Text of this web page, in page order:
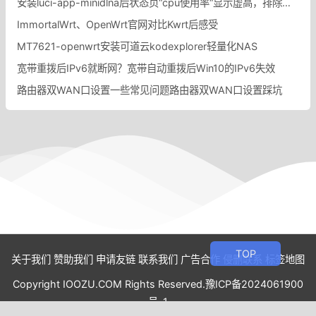
ImmortalWrt、OpenWrt官网对比Kwrt后感受
MT7621-openwrt安装可道云kodexplorer轻量化NAS
宽带重拨后IPv6就断网？宽带自动重拨后Win10的IPv6失效
路由器双WAN口设置一些常见问题路由器双WAN口设置踩坑
关于我们 赞助我们 申请友链 联系我们 广告合作 侵删联系 标签地图
Copyright IOOZU.COM Rights Reserved.豫ICP备2024061900
号-1